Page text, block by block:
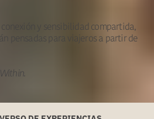
conexión y sensibilidad compartida,
pensadas para viajeros a partir de